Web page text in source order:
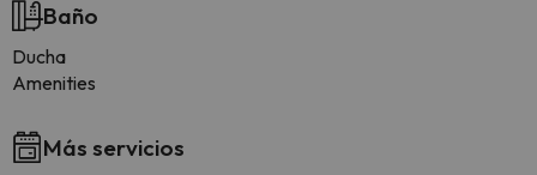
Baño
Ducha
Amenities
Más servicios